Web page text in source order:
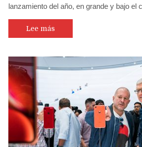
lanzamiento del año, en grande y bajo el
Lee más